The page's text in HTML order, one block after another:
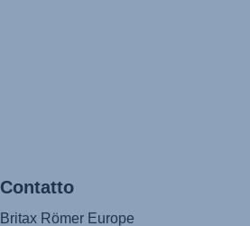
Contatto
Britax Römer Europe